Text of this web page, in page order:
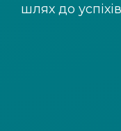
шлях до